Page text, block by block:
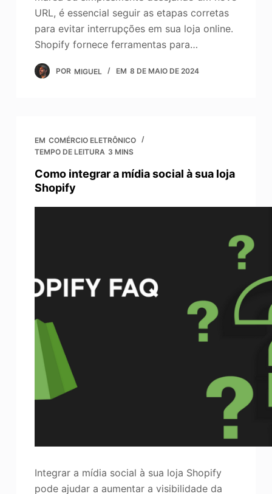
URL, é essencial seguir as etapas corretas
para evitar interrupções em sua loja online.
Shopify fornece ferramentas para…
POR MIGUEL EM 8 DE MAIO DE 2024
EM COMÉRCIO ELETRÔNICO
TEMPO DE LEITURA 3 MINS
Como integrar a mídia social à sua loja
Shopify
Integrar a mídia social à sua loja Shopify
pode ajudar a aumentar a visibilidade da